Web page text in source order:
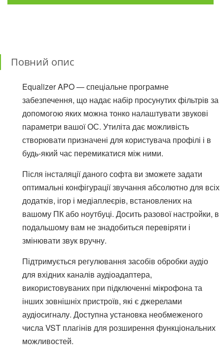
Повний опис
Equalizer APO — спеціальне програмне
забезпечення, що надає набір просунутих фільтрів за
допомогою яких можна тонко налаштувати звукові
параметри вашої ОС. Утиліта дає можливість
створювати призначені для користувача профілі і в
будь-який час перемикатися між ними.
Після інсталяції даного софта ви зможете задати
оптимальні конфігурації звучання абсолютно для всіх
додатків, ігор і медіаплеєрів, встановлених на
вашому ПК або ноутбуці. Досить разової настройки, в
подальшому вам не знадобиться перевіряти і
змінювати звук вручну.
Підтримується регулювання засобів обробки аудіо
для вхідних каналів аудіоадаптера,
використовуваних при підключенні мікрофона та
інших зовнішніх пристроїв, які є джерелами
аудіосигналу. Доступна установка необмеженого
числа VST плагінів для розширення функціональних
можливостей.